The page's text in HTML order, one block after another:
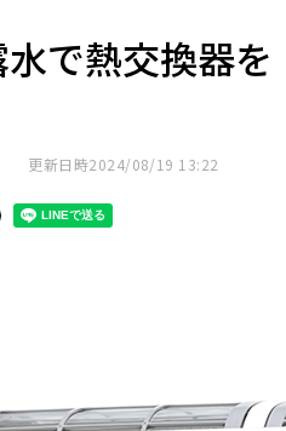
で熱交換器を
更新日時2024/08/19 13:22